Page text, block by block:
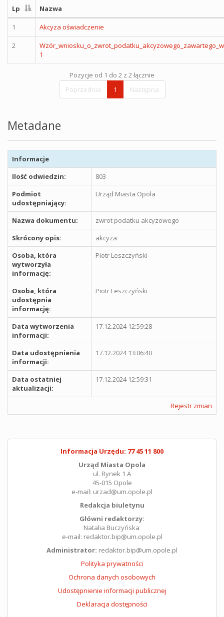
Lp Nazwa
1 Akcyza oświadczenie
2
1
Pozycje od 1 do 2 z 2 łącznie
Poprzednia
1 Następna
Metadane
Informacje
Ilość odwiedzin:
803
Podmiot
udostępniający:
Urząd Miasta Opola
Nazwa dokumentu:
zwrot podatku akcyzowego
Skrócony opis:
akcyza
Osoba, która
wytworzyła
informację:
Piotr Leszczyński
Osoba, która
udostępnia
informację:
Piotr Leszczyński
Data wytworzenia
informacji:
17.12.2024 12:59:28
Data udostępnienia
informacji:
17.12.2024 13:06:40
Data ostatniej
aktualizacji:
17.12.2024 12:59:31
Rejestr zmian
Informacja Urzędu: 77 45 11 800
Urząd Miasta Opola
ul. Rynek 1 A
45-015 Opole
e-mail: urzad@um.opole.pl
Redakcja biuletynu
Główni redaktorzy:
Natalia Buczyńska
e-mail: redaktor.bip@um.opole.pl
Administrator: redaktor.bip@um.opole.pl
Polityka prywatności
Ochrona danych osobowych
Udostępnienie informacji publicznej
Deklaracja dostępności